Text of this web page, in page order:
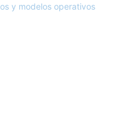
y modelos operativos